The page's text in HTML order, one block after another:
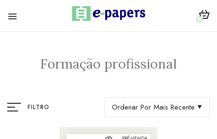
0
Formação profissional
FILTRO Ordenar Por Mais Recente